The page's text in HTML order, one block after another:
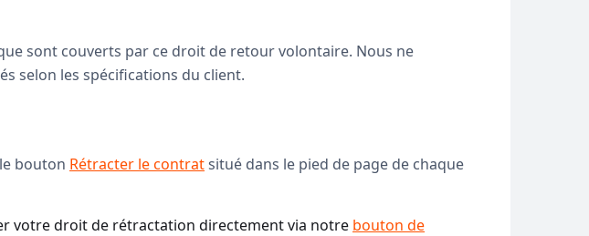
sont couverts par ce droit de retour volontaire. Nous ne
selon les spécifications du client.
bouton Rétracter le contratsitué dans le pied de page de chaque
votre droit de rétractation directement via notre bouton de